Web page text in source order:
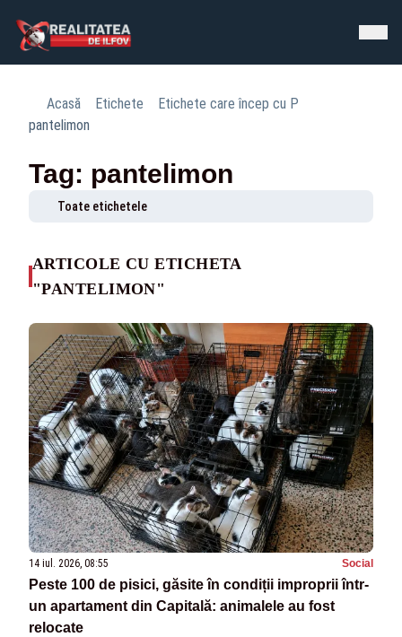
Acasă Etichete
Etichete care încep cu P
pantelimon
Tag: pantelimon
Toate etichetele
ARTICOLE CU ETICHETA
"PANTELIMON"
14 iul. 2026, 08:55 Social
Peste 100 de pisici, găsite în condiții improprii într-
un apartament din Capitală: animalele au fost
relocate